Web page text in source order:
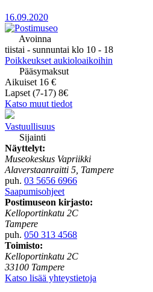
16.09.2020
Avoinna
tiistai - sunnuntai klo 10 - 18
Poikkeukset aukioloaikoihin
Pääsymaksut
Aikuiset 16 €
Lapset (7-17) 8€
Katso muut tiedot
Vastuullisuus
Sijainti
Näyttelyt:
Museokeskus Vapriikki
Alaverstaanraitti 5, Tampere
puh. 03 5656 6966
Saapumisohjeet
Postimuseon kirjasto:
Kelloportinkatu 2C
Tampere
puh. 050 313 4568
Toimisto:
Kelloportinkatu 2C
33100 Tampere
Katso lisää yhteystietoja